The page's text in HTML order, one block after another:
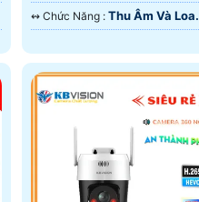
️↭ Chức Năng : Thu Âm Và Loa.